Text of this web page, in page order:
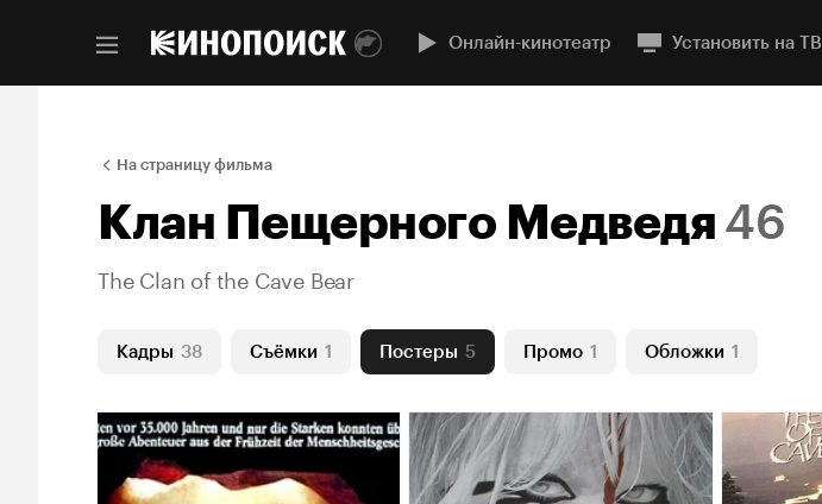
Онлайн-кинотеатр Установить на ТВ
На страницу фильма
Клан Пещерного Медведя46
The Clan of the Cave Bear
Кадры 38 Съёмки 1 Постеры 5 Промо 1 Обложки 1